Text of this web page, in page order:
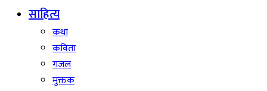
साहित्य
कथा
कविता
गजल
मुक्तक